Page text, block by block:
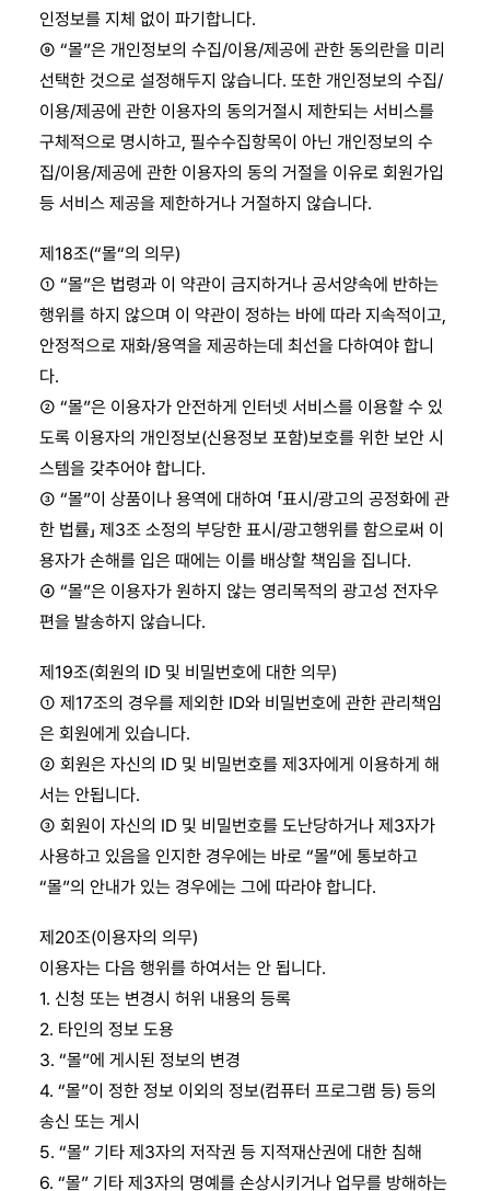
인정보를 지체 없이 파기합니다.
⑨ “몰”은 개인정보의 수집/이용/제공에 관한 동의란을 미리
선택한 것으로 설정해두지 않습니다. 또한 개인정보의 수집/
이용/제공에 관한 이용자의 동의거절시 제한되는 서비스를
구체적으로 명시하고, 필수수집항목이 아닌 개인정보의 수
집/이용/제공에 관한 이용자의 동의 거절을 이유로 회원가입
등 서비스 제공을 제한하거나 거절하지 않습니다.
제18조(“몰“의 의무)
① “몰”은 법령과 이 약관이 금지하거나 공서양속에 반하는
행위를 하지 않으며 이 약관이 정하는 바에 따라 지속적이고,
안정적으로 재화/용역을 제공하는데 최선을 다하여야 합니
다.
② “몰”은 이용자가 안전하게 인터넷 서비스를 이용할 수 있
도록 이용자의 개인정보(신용정보 포함)보호를 위한 보안 시
스템을 갖추어야 합니다.
③ “몰”이 상품이나 용역에 대하여 「표시/광고의 공정화에 관
한 법률」 제3조 소정의 부당한 표시/광고행위를 함으로써 이
용자가 손해를 입은 때에는 이를 배상할 책임을 집니다.
④ “몰”은 이용자가 원하지 않는 영리목적의 광고성 전자우
편을 발송하지 않습니다.
제19조(회원의 ID 및 비밀번호에 대한 의무)
① 제17조의 경우를 제외한 ID와 비밀번호에 관한 관리책임
은 회원에게 있습니다.
② 회원은 자신의 ID 및 비밀번호를 제3자에게 이용하게 해
서는 안됩니다.
③ 회원이 자신의 ID 및 비밀번호를 도난당하거나 제3자가
사용하고 있음을 인지한 경우에는 바로 “몰”에 통보하고
“몰”의 안내가 있는 경우에는 그에 따라야 합니다.
제20조(이용자의 의무)
이용자는 다음 행위를 하여서는 안 됩니다.
1. 신청 또는 변경시 허위 내용의 등록
2. 타인의 정보 도용
3. “몰”에 게시된 정보의 변경
4. “몰”이 정한 정보 이외의 정보(컴퓨터 프로그램 등) 등의
송신 또는 게시
5. “몰” 기타 제3자의 저작권 등 지적재산권에 대한 침해
6. “몰” 기타 제3자의 명예를 손상시키거나 업무를 방해하는